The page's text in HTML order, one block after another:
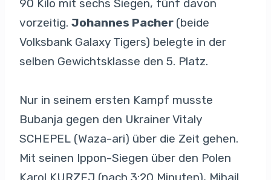
90 Kilo mit sechs Siegen, fünf davon
vorzeitig. Johannes Pacher (beide
Volksbank Galaxy Tigers) belegte in der
selben Gewichtsklasse den 5. Platz.
Nur in seinem ersten Kampf musste
Bubanja gegen den Ukrainer Vitaly
SCHEPEL (Waza-ari) über die Zeit gehen.
Mit seinen Ippon-Siegen über den Polen